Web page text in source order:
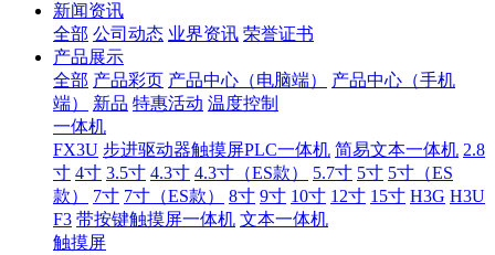
新闻资讯
全部 公司动态 业界资讯 荣誉证书
产品展示
全部 产品彩页 产品中心（电脑端）
产品中心（手机
端）
新品 特惠活动 温度控制
一体机
FX3U 步进驱动器触摸屏PLC一体机 简易文本一体机 2.8
寸 4寸 3.5寸 4.3寸 4.3寸（ES款） 5.7寸 5寸 5寸（ES
款）
7寸 7寸（ES款） 8寸 9寸 10寸 12寸 15寸 H3G H3U
F3 带按键触摸屏一体机 文本一体机
触摸屏